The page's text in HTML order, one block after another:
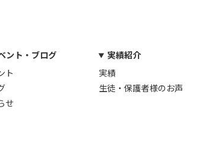
ント・ブログ
ト
せ
実績紹介
実績
生徒・保護者様のお声